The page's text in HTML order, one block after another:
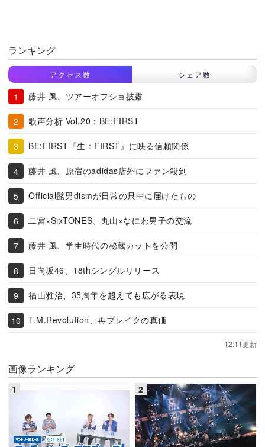
ランキング
アクセス数 シェア数
藤井 風、ツアーオフショ披露
歌声分析 Vol.20：BE:FIRST
BE:FIRST『生：FIRST』に映る信頼関係
藤井 風、原宿のadidas店外にファン殺到
Official髭男dismが日常の只中に届けたもの
二宮×SixTONES、丸山×なにわ男子の交流
藤井 風、学生時代の秘蔵カットを公開
日向坂46、18thシングルリリース
福山雅治、35周年を超えても広がる表現
T.M.Revolution、再ブレイクの真価
12:11更新
画像ランキング